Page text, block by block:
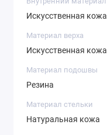
Искусственная кожа
Материал верха
Искусственная кожа
Материал подошвы
Резина
Материал стельки
Натуральная кожа